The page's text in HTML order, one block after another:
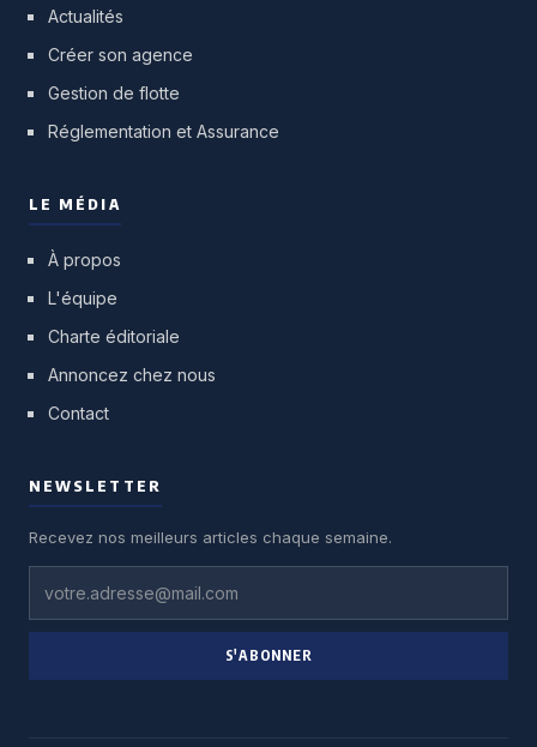
Actualités
Créer son agence
Gestion de flotte
Réglementation et Assurance
LE MÉDIA
À propos
L'équipe
Charte éditoriale
Annoncez chez nous
Contact
NEWSLETTER
Recevez nos meilleurs articles chaque semaine.
S'ABONNER